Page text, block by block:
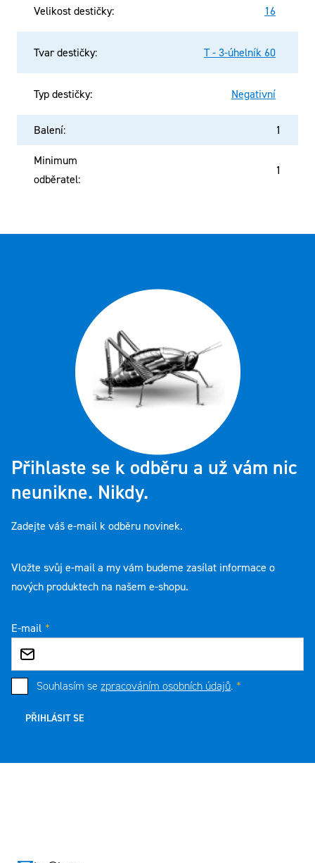
Velikost destičky: 16
Tvar destičky: T - 3-úhelník 60
Typ destičky: Negativní
Balení: 1
Minimum
odběratel:
1
Přihlaste se k odběru a už vám nic
neunikne. Nikdy.
Zadejte váš e-mail k odběru novinek.
Vložte svůj e-mail a my vám budeme zasílat informace o
nových produktech na našem e-shopu.
E-mail
Souhlasím se zpracováním osobních údajů.
PŘIHLÁSIT SE